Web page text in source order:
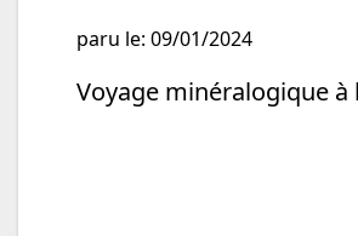
paru le: 09/01/2024
Voyage minéralogique à